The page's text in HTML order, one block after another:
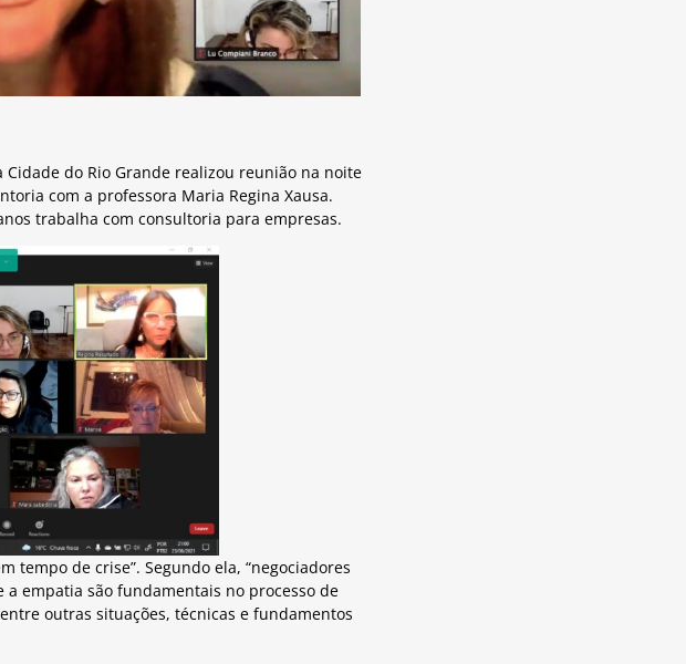
do Rio Grande realizou reunião na noite
com a professora Maria Regina Xausa.
trabalha com consultoria para empresas.
tempo de crise”. Segundo ela, “negociadores
a empatia são fundamentais no processo de
outras situações, técnicas e fundamentos